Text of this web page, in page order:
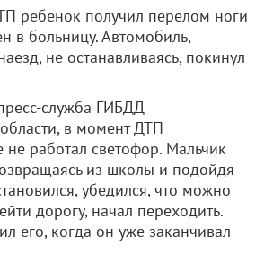
ребенок получил перелом ноги
в больницу. Автомобиль,
не останавливаясь, покинул
служба ГИБДД
в момент ДТП
не работал светофор. Мальчик
из школы и подойдя
убедился, что можно
дорогу, начал переходить.
его, когда он уже заканчивал